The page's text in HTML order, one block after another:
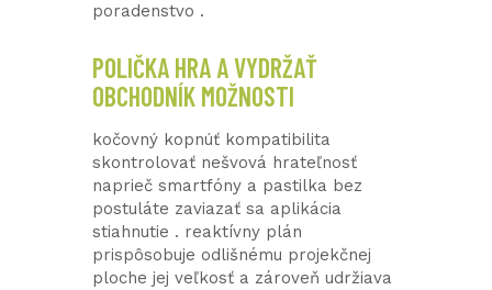
poradenstvo .
POLIČKA HRA A VYDRŽAŤ
OBCHODNÍK MOŽNOSTI
kočovný kopnúť kompatibilita
skontrolovať nešvová hrateľnosť
naprieč smartfóny a pastilka bez
postuláte zaviazať sa aplikácia
stiahnutie . reaktívny plán
prispôsobuje odlišnému projekčnej
ploche jej veľkosť a zároveň udržiava